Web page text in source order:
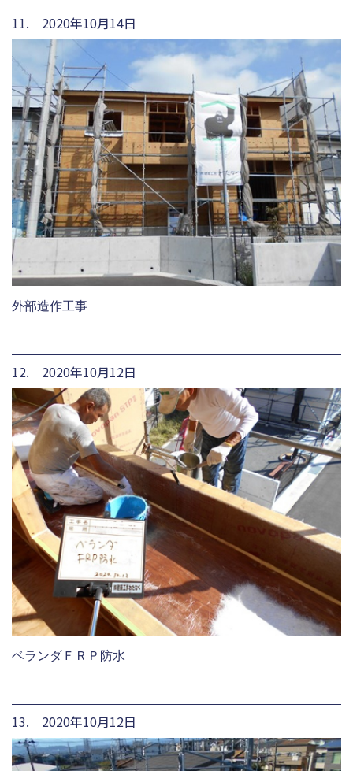
11. 2020年10月14日
外部造作工事
12. 2020年10月12日
ベランダＦＲＰ防水
13. 2020年10月12日